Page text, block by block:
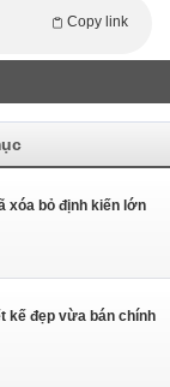
Copy link
xóa bỏ định kiến lớn
kế đẹp vừa bán chính